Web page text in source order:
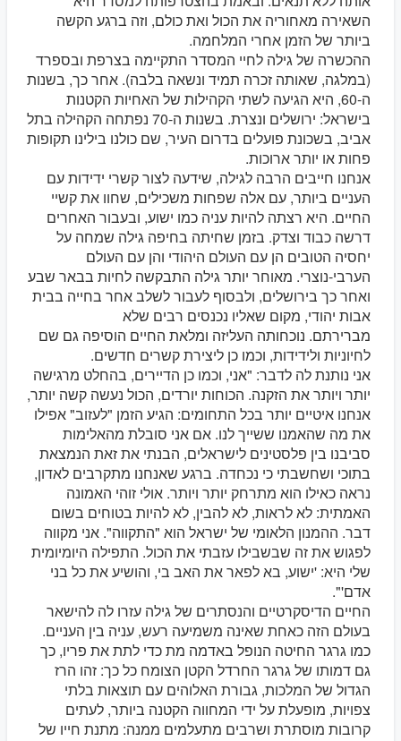
השאירה מאחוריה את הכול ואת כולם, וזה ברגע הקשה
ביותר של הזמן אחרי המלחמה.
ההכשרה של גילה לחיי המסדר התקיימה בצרפת ובספרד
(במלגה, שאותה זכרה תמיד ונשאה בלבה). אחר כך, בשנות
ה-60, היא הגיעה לשתי הקהילות של האחיות הקטנות
בישראל: ירושלים ונצרת. בשנות ה-70 נפתחה הקהילה בתל
אביב, בשכונת פועלים בדרום העיר, שם כולנו בילינו תקופות
פחות או יותר ארוכות.
אנחנו חייבים הרבה לגילה, שידעה לצור קשרי ידידות עם
העניים ביותר, עם אלה שפחות משכילים, שחוו את קשיי
החיים. היא רצתה להיות עניה כמו ישוע, ובעבור האחרים
דרשה כבוד וצדק. בזמן שחיתה בחיפה גילה שמחה על
יחסיה הטובים הן עם העולם היהודי והן עם העולם
הערבי-נוצרי. מאוחר יותר גילה התבקשה לחיות בבאר שבע
ואחר כך בירושלים, ולבסוף לעבור לשלב אחר בחייה בבית
אבות יהודי, מקום שאליו נכנסים רבים שלא
מברירתם. נוכחותה העליזה ומלאת החיים הוסיפה גם שם
לחיוניות ולידידות, וכמו כן ליצירת קשרים חדשים.
אני נותנת לה לדבר: "אני, וכמו כן הדיירים, בהחלט מרגישה
יותר ויותר את הזקנה. הכוחות יורדים, הכול נעשה קשה יותר,
אנחנו איטיים יותר בכל התחומים: הגיע הזמן "לעזוב" אפילו
את מה שהאמנו ששייך לנו. אם אני סובלת מהאלימות
סביבנו בין פלסטינים לישראלים, הבנתי את זאת הנמצאת
בתוכי ושחשבתי כי נכחדה. ברגע שאנחנו מתקרבים לאדון,
נראה כאילו הוא מתרחק יותר ויותר. אולי זוהי האמונה
האמתית: לא לראות, לא להבין, לא להיות בטוחים בשום
דבר. ההמנון הלאומי של ישראל הוא "התקווה". אני מקווה
לפגוש את זה שבשבילו עזבתי את הכול. התפילה היומיומית
שלי היא: 'ישוע, בא לפאר את האב בי, והושיע את כל בני
אדם'".
החיים הדיסקרטיים והנסתרים של גילה עזרו לה להישאר
בעולם הזה כאחת שאינה משמיעה רעש, עניה בין העניים.
כמו גרגר החיטה הנופל באדמה מת כדי לתת את פריו, כך
גם דמותו של גרגר החרדל הקטן הצומח כל כך: זהו הרז
הגדול של המלכות, גבורת האלוהים עם תוצאות בלתי
צפויות, מופעלת על ידי המחווה הקטנה ביותר, לעתים
קרובות מוסתרת ושרבים מתעלמים ממנה: מתנת חייו של